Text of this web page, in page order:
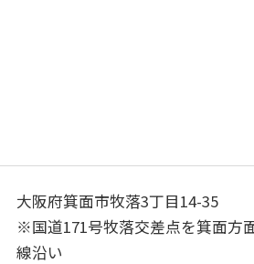
大阪府箕面市牧落3丁目14-35
※国道171号牧落交差点を箕面
線沿い